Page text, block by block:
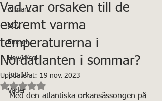
Allmänt
CO2
Energi
Hav/is/sol
Top 10
Väder
Vad var orsaken till de
extremt varma
temperaturerna i
Nordatlanten i sommar?
Uppdaterat: 19 nov. 2023
Betygsatt till NaN av 5 stjärnor.
Med den atlantiska orkansässongen på